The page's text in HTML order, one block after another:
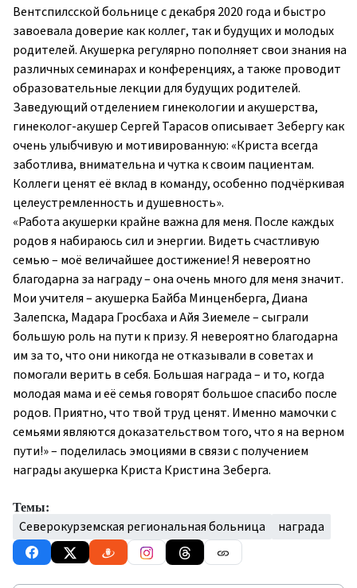
Вентспилсской больнице с декабря 2020 года и быстро
завоевала доверие как коллег, так и будущих и молодых
родителей. Акушерка регулярно пополняет свои знания на
различных семинарах и конференциях, а также проводит
образовательные лекции для будущих родителей.
Заведующий отделением гинекологии и акушерства,
гинеколог-акушер Сергей Тарасов описывает Зебергу как
очень улыбчивую и мотивированную: «Криста всегда
заботлива, внимательна и чутка к своим пациентам.
Коллеги ценят её вклад в команду, особенно подчёркивая
целеустремленность и душевность».
«Работа акушерки крайне важна для меня. После каждых
родов я набираюсь сил и энергии. Видеть счастливую
семью – моё величайшее достижение! Я невероятно
благодарна за награду – она очень много для меня значит.
Мои учителя – акушерка Байба Минценберга, Диана
Залепска, Мадара Гросбаха и Айя Зиемеле – сыграли
большую роль на пути к призу. Я невероятно благодарна
им за то, что они никогда не отказывали в советах и ​​
помогали верить в себя. Большая награда – и то, когда
молодая мама и её семья говорят большое спасибо после
родов. Приятно, что твой труд ценят. Именно мамочки с
семьями являются доказательством того, что я на верном
пути!» – поделилась эмоциями в связи с получением
награды акушерка Криста Кристина Зеберга.
Темы:
Северокурземская региональная больница награда